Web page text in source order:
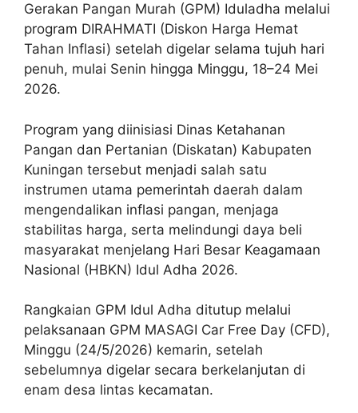
Gerakan Pangan Murah (GPM) Iduladha melalui
program DIRAHMATI (Diskon Harga Hemat
Tahan Inflasi) setelah digelar selama tujuh hari
penuh, mulai Senin hingga Minggu, 18–24 Mei
2026.
Program yang diinisiasi Dinas Ketahanan
Pangan dan Pertanian (Diskatan) Kabupaten
Kuningan tersebut menjadi salah satu
instrumen utama pemerintah daerah dalam
mengendalikan inflasi pangan, menjaga
stabilitas harga, serta melindungi daya beli
masyarakat menjelang Hari Besar Keagamaan
Nasional (HBKN) Idul Adha 2026.
Rangkaian GPM Idul Adha ditutup melalui
pelaksanaan GPM MASAGI Car Free Day (CFD),
Minggu (24/5/2026) kemarin, setelah
sebelumnya digelar secara berkelanjutan di
enam desa lintas kecamatan.